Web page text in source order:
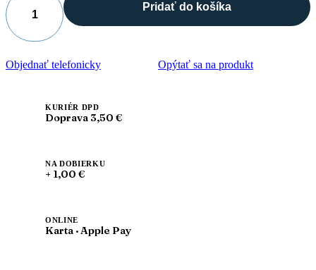
množstvo
Zamio
SIRUP
Malina
500ml
Pridať do košíka
Objednať telefonicky Opýtať sa na produkt
KURIÉR DPD
Doprava 3,50 €
NA DOBIERKU
+ 1,00 €
ONLINE
Karta · Apple Pay